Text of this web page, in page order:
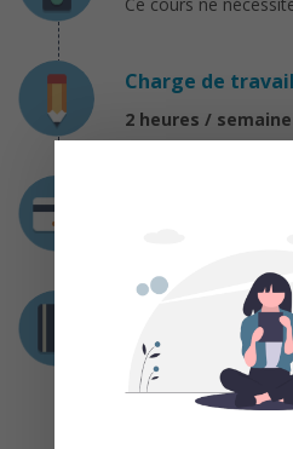
Charge de travail
2 heures / semaine
Certification
Les participants
activités
de participation. Il
participation aux
obligatoire pour